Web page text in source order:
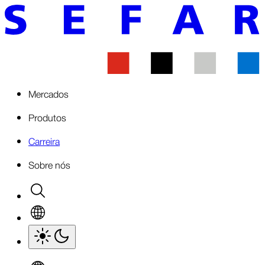
Mercados
Produtos
Carreira
Sobre nós